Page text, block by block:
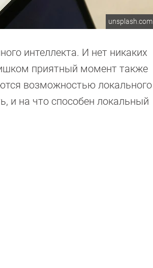
unsplash.com
интеллекта. И нет никаких
приятный момент также
возможностью локального
и на что способен локальный